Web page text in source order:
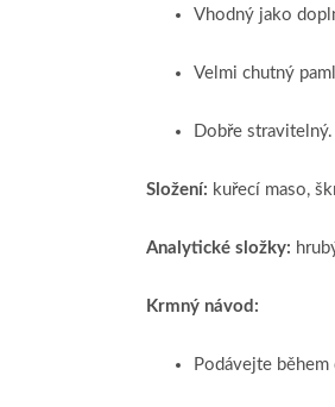
Vhodný jako
Velmi chutný
Dobře stravitelný.
Složení: kuřecí maso,
Analytické složky:
Krmný návod:
Podávejte